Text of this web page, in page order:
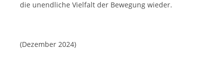
die unendliche Vielfalt der Bewegung wieder.
(Dezember 2024)